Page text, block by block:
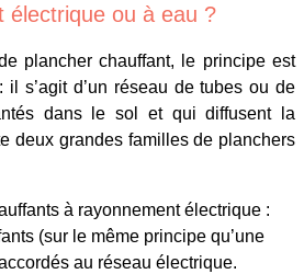
électrique ou à eau ?
plancher chauffant, le principe est
s’agit d’un réseau de tubes ou de
dans le sol et qui diffusent la
deux grandes familles de planchers
à rayonnement électrique :
(sur le même principe qu’une
au réseau électrique.